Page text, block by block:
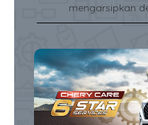
mengarsipkan